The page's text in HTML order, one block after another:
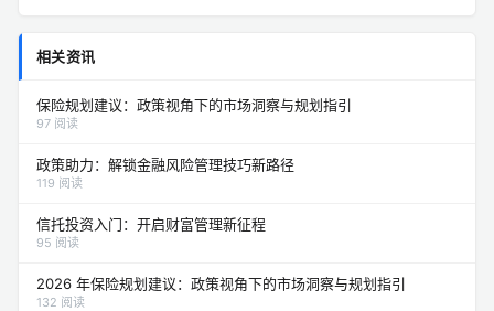
相关资讯
保险规划建议：政策视角下的市场洞察与规划指引
97 阅读
政策助力：解锁金融风险管理技巧新路径
119 阅读
信托投资入门：开启财富管理新征程
95 阅读
2026 年保险规划建议：政策视角下的市场洞察与规划指引
132 阅读